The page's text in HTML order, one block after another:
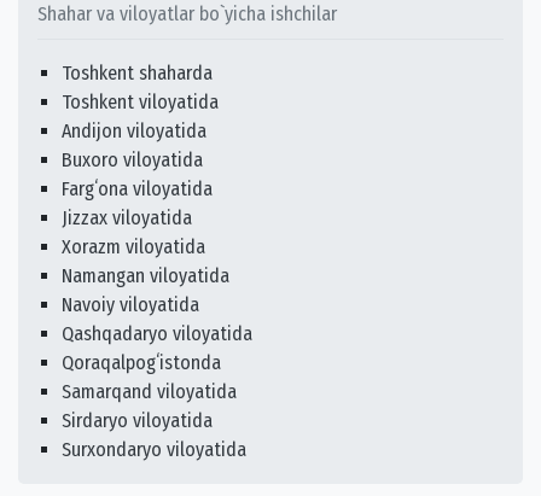
Shahar va viloyatlar bo`yicha ishchilar
Toshkent shaharda
Toshkent viloyatida
Andijon viloyatida
Buxoro viloyatida
Fargʻona viloyatida
Jizzax viloyatida
Xorazm viloyatida
Namangan viloyatida
Navoiy viloyatida
Qashqadaryo viloyatida
Qoraqalpogʻistonda
Samarqand viloyatida
Sirdaryo viloyatida
Surxondaryo viloyatida